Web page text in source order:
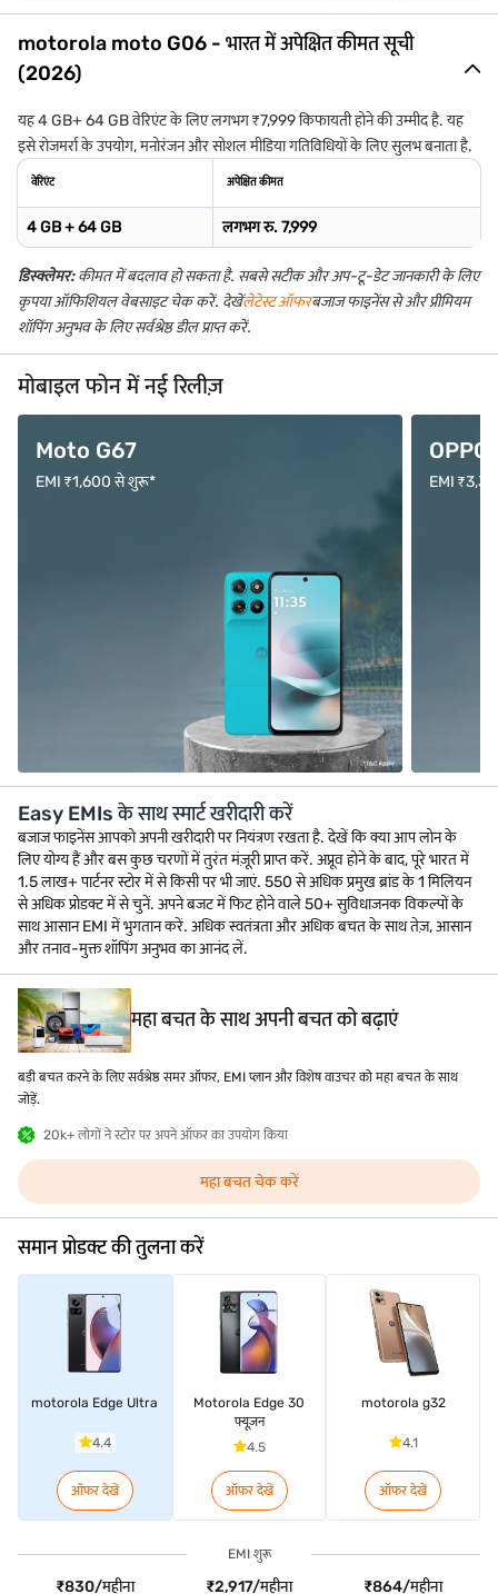
motorola moto G06 - भारत में अपेक्षित कीमत सूची
(2026)
यह 4 GB+ 64 GB वेरिएंट के लिए लगभग ₹7,999 किफायती होने की उम्मीद है. यह
इसे रोजमर्रा के उपयोग, मनोरंजन और सोशल मीडिया गतिविधियों के लिए सुलभ बनाता है.
वेरिएंट अपेक्षित कीमत
4 GB + 64 GB लगभग रु. 7,999
डिस्क्लेमर:कीमत में बदलाव हो सकता है. सबसे सटीक और अप-टू-डेट जानकारी के लिए
कृपया ऑफिशियल वेबसाइट चेक करें. देखेंलेटेस्ट ऑफरबजाज फाइनेंस से और प्रीमियम
शॉपिंग अनुभव के लिए सर्वश्रेष्ठ डील प्राप्त करें.
मोबाइल फोन में नई रिलीज़
Moto G67
EMI ₹1,600 से शुरू*
OPPO
EMI
Easy EMIs के साथ स्मार्ट खरीदारी करें
बजाज फाइनेंस आपको अपनी खरीदारी पर नियंत्रण रखता है. देखें कि क्या आप लोन के
लिए योग्य हैं और बस कुछ चरणों में तुरंत मंज़ूरी प्राप्त करें. अप्रूव होने के बाद, पूरे भारत में
1.5 लाख+ पार्टनर स्टोर में से किसी पर भी जाएं. 550 से अधिक प्रमुख ब्रांड के 1 मिलियन
से अधिक प्रोडक्ट में से चुनें. अपने बजट में फिट होने वाले 50+ सुविधाजनक विकल्पों के
साथ आसान EMI में भुगतान करें. अधिक स्वतंत्रता और अधिक बचत के साथ तेज़, आसान
और तनाव-मुक्त शॉपिंग अनुभव का आनंद लें.
महा बचत के साथ अपनी बचत को बढ़ाएं
बड़ी बचत करने के लिए सर्वश्रेष्ठ समर ऑफर, EMI प्लान और विशेष वाउचर को महा बचत के साथ
जोड़ें.
20k+ लोगों ने स्टोर पर अपने ऑफर का उपयोग किया
महा बचत चेक करें
समान प्रोडक्ट की तुलना करें
motorola Edge Ultra
4.4
ऑफर देखें
Motorola Edge 30
फ्यूज़न
4.5
ऑफर देखें
motorola g32
4.1
ऑफर देखें
EMI शुरू
₹830/महीना ₹2,917/महीना ₹864/महीना